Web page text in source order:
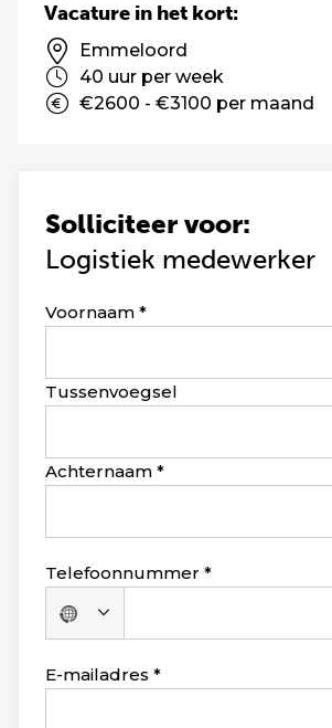
Solliciteer voor:
Logistiek medewerker
Leave
blank
Voornaam
Tussenvoegsel
Achternaam
Telefoonnummer
Geen
land
geselecteerd
E-mailadres
Vacature in het kort:
Emmeloord
40 uur per week
€2600 - €3100 per maand